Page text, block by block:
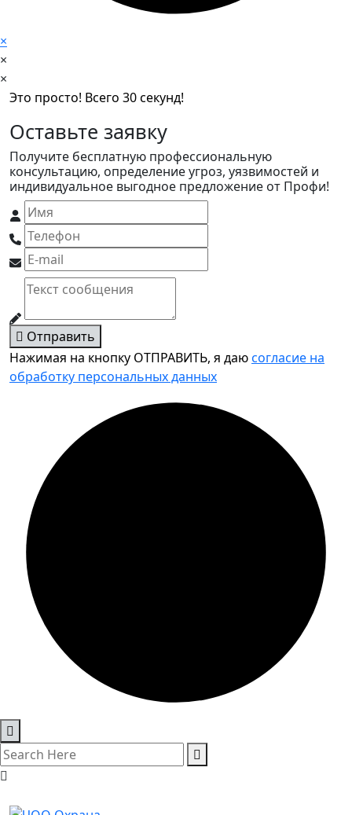
×
×
×
Это просто! Всего 30 секунд!
Оставьте заявку
Получите бесплатную профессиональную
консультацию, определение угроз, уязвимостей и
индивидуальное выгодное предложение от Профи!
Отправить
Нажимая на кнопку ОТПРАВИТЬ, я даюсогласие на
обработку персональных данных